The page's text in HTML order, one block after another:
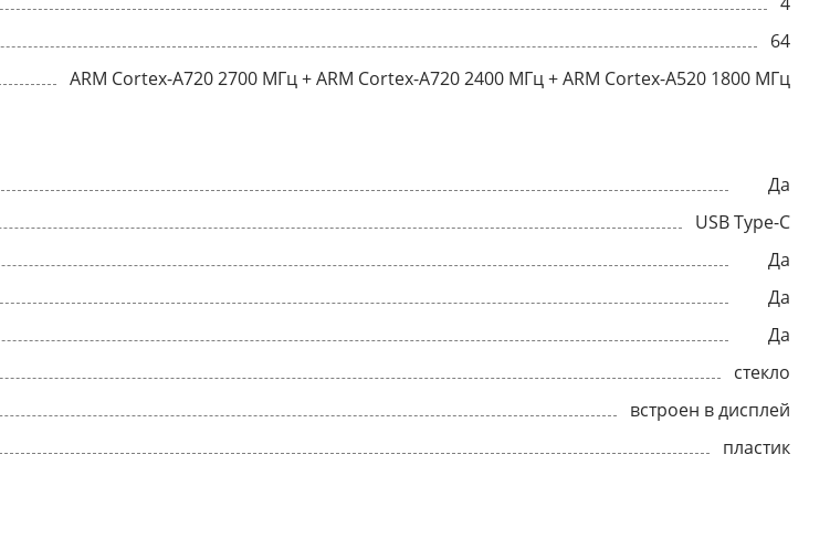
64
ARM Cortex-A720 2700 МГц + ARM Cortex-A720 2400 МГц + ARM Cortex-A520 1800 МГц
Да
USB Type-C
Да
Да
Да
стекло
встроен в дисплей
пластик